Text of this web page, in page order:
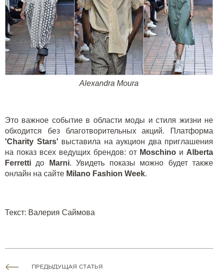
Alexandra Moura
Это важное событие в области моды и стиля жизни не
обходится без благотворительных акций. Платформа
'Charity Stars' выставила на аукцион два приглашения
на показ всех ведущих брендов: от Moschino и Alberta
Ferretti до Marni. Увидеть показы можно будет также
онлайн на сайте Milano Fashion Week.
Текст: Валерия Саймова
ПРЕДЫДУЩАЯ СТАТЬЯ